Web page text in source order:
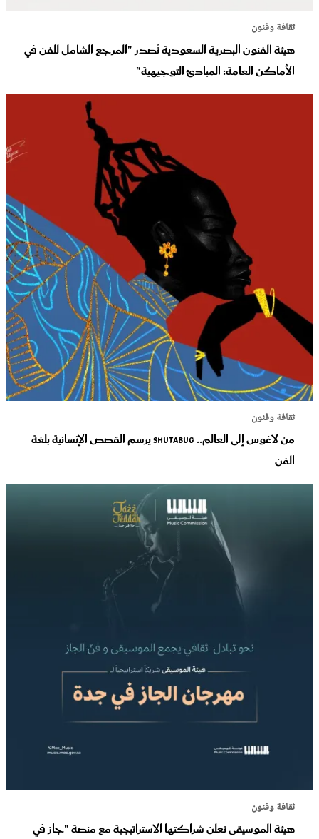
ثقافة وفنون
هيئة الفنون البصرية السعودية تُصدر "المرجع الشامل للفن في
الأماكن العامة: المبادئ التوجيهية"
ثقافة وفنون
من لاغوس إلى العالم.. Shutabug يرسم القصص الإنسانية بلغة
الفن
ثقافة وفنون
هيئة الموسيقى تعلن شراكتها الاستراتيجية مع منصة "جاز في